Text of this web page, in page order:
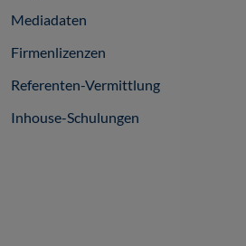
Mediadaten
Firmenlizenzen
Referenten-Vermittlung
Inhouse-Schulungen